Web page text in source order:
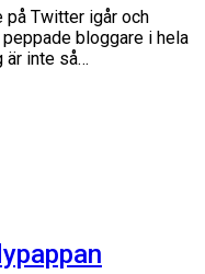
på Twitter igår och
bloggare i hela
är inte så…